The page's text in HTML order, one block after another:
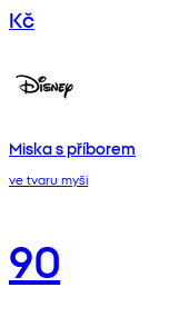
Kč
Miska s příborem
ve tvaru myši
90